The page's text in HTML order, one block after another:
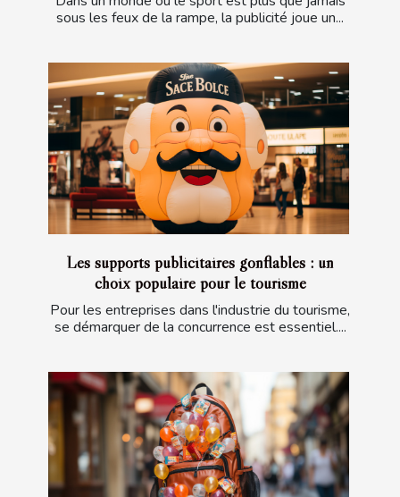
sous les feux de la rampe, la publicité joue un...
Les supports publicitaires gonflables : un
choix populaire pour le tourisme
Pour les entreprises dans l'industrie du tourisme,
se démarquer de la concurrence est essentiel....